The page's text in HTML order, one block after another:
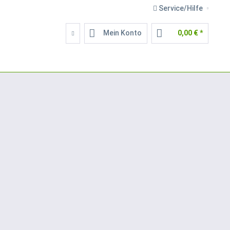
Service/Hilfe
Mein Konto 0,00 € *